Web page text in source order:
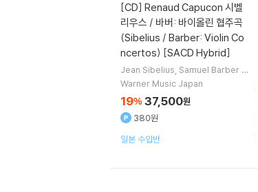
[CD] Renaud Capucon 시벨
리우스 / 바버: 바이올린 협주곡
(Sibelius / Barber: Violin Co
ncertos) [SACD Hybrid]
Jean Sibelius Samuel Barber 작
곡 Renaud Capucon연주
Warner Music Japan
19% 37,500원
380원
일본 수입반